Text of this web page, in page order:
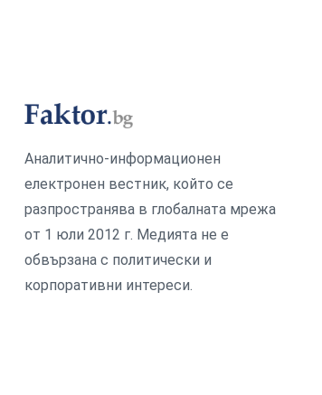
Аналитично-информационен
електронен вестник, който се
разпространява в глобалната мрежа
от 1 юли 2012 г. Медията не е
обвързана с политически и
корпоративни интереси.